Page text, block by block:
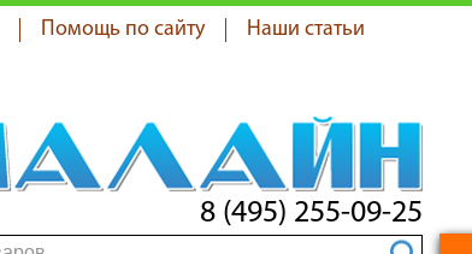
Помощь по сайту Наши статьи
8 (495) 255-09-25